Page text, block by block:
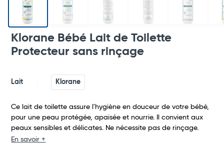
Total
Klorane Bébé Lait de Toilette
Protecteur sans rinçage
Lait Klorane
Ce lait de toilette assure l'hygiène en douceur de votre bébé,
pour une peau protégée, apaisée et nourrie. Il convient aux
peaux sensibles et délicates. Ne nécessite pas de rinçage.
En savoir +